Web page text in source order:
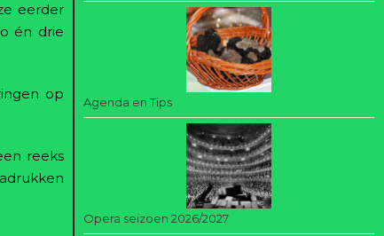
eerder
én drie
op
reeks
Agenda en Tips
Opera seizoen 2026/2027